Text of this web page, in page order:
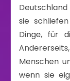
sie
Dinge, für
Menschen
wenn sie